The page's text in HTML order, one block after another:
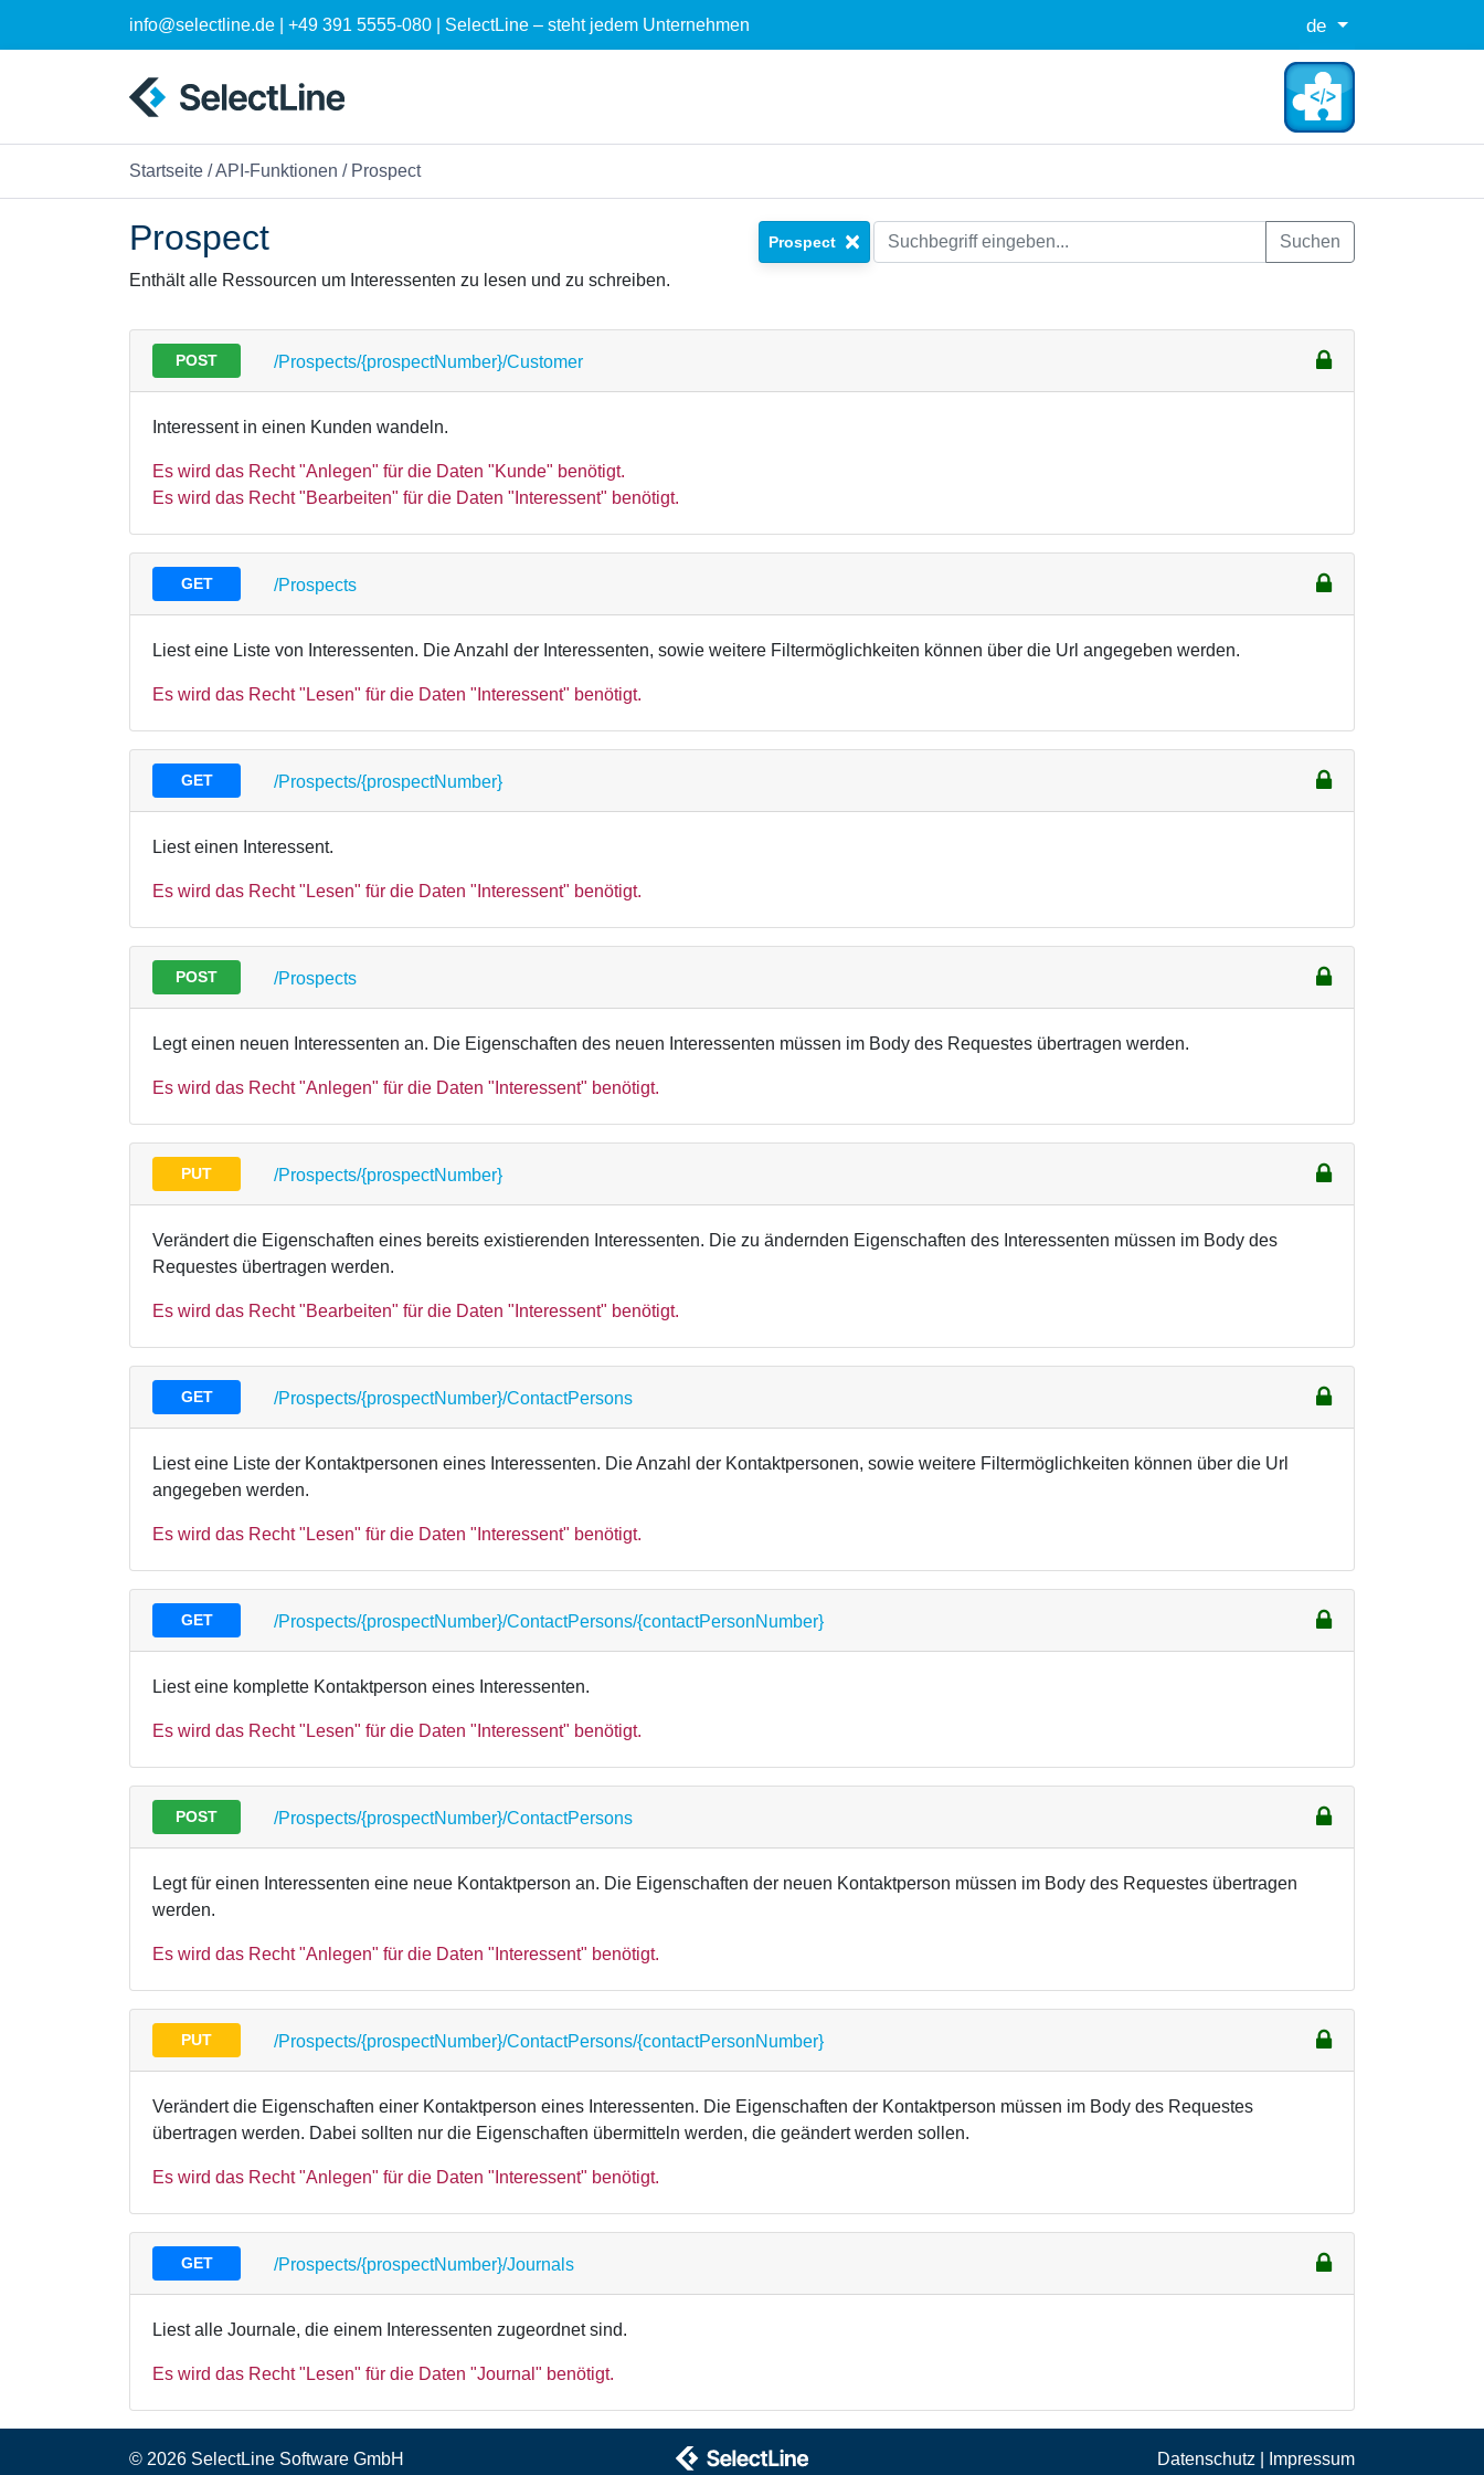
info@selectline.de | +49 391 5555-080 | SelectLine – steht jedem Unternehmen de
Startseite /API-Funktionen / Prospect
Prospect
Enthält alle Ressourcen um Interessenten zu lesen und zu schreiben.
Prospect × Suchen
POST /Prospects/{prospectNumber}/Customer
Interessent in einen Kunden wandeln.
Es wird das Recht "Anlegen" für die Daten "Kunde" benötigt.
Es wird das Recht "Bearbeiten" für die Daten "Interessent" benötigt.
GET /Prospects
Liest eine Liste von Interessenten. Die Anzahl der Interessenten, sowie weitere Filtermöglichkeiten können über die Url angegeben werden.
Es wird das Recht "Lesen" für die Daten "Interessent" benötigt.
GET /Prospects/{prospectNumber}
Liest einen Interessent.
Es wird das Recht "Lesen" für die Daten "Interessent" benötigt.
POST /Prospects
Legt einen neuen Interessenten an. Die Eigenschaften des neuen Interessenten müssen im Body des Requestes übertragen werden.
Es wird das Recht "Anlegen" für die Daten "Interessent" benötigt.
PUT /Prospects/{prospectNumber}
Verändert die Eigenschaften eines bereits existierenden Interessenten. Die zu ändernden Eigenschaften des Interessenten müssen im Body des
Requestes übertragen werden.
Es wird das Recht "Bearbeiten" für die Daten "Interessent" benötigt.
GET /Prospects/{prospectNumber}/ContactPersons
Liest eine Liste der Kontaktpersonen eines Interessenten. Die Anzahl der Kontaktpersonen, sowie weitere Filtermöglichkeiten können über die Url
angegeben werden.
Es wird das Recht "Lesen" für die Daten "Interessent" benötigt.
GET /Prospects/{prospectNumber}/ContactPersons/{contactPersonNumber}
Liest eine komplette Kontaktperson eines Interessenten.
Es wird das Recht "Lesen" für die Daten "Interessent" benötigt.
POST /Prospects/{prospectNumber}/ContactPersons
Legt für einen Interessenten eine neue Kontaktperson an. Die Eigenschaften der neuen Kontaktperson müssen im Body des Requestes übertragen
werden.
Es wird das Recht "Anlegen" für die Daten "Interessent" benötigt.
PUT /Prospects/{prospectNumber}/ContactPersons/{contactPersonNumber}
Verändert die Eigenschaften einer Kontaktperson eines Interessenten. Die Eigenschaften der Kontaktperson müssen im Body des Requestes
übertragen werden. Dabei sollten nur die Eigenschaften übermitteln werden, die geändert werden sollen.
Es wird das Recht "Anlegen" für die Daten "Interessent" benötigt.
GET /Prospects/{prospectNumber}/Journals
Liest alle Journale, die einem Interessenten zugeordnet sind.
Es wird das Recht "Lesen" für die Daten "Journal" benötigt.
© 2026 SelectLine Software GmbH Datenschutz Impressum